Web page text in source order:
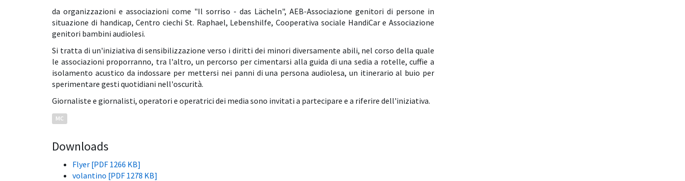
da organizzazioni e associazioni come "Il sorriso - das Lächeln", AEB-Associazione genitori di persone in
situazione di handicap, Centro ciechi St. Raphael, Lebenshilfe, Cooperativa sociale HandiCar e Associazione
genitori bambini audiolesi.
Si tratta di un'iniziativa di sensibilizzazione verso i diritti dei minori diversamente abili, nel corso della quale
le associazioni proporranno, tra l'altro, un percorso per cimentarsi alla guida di una sedia a rotelle, cuffie a
isolamento acustico da indossare per mettersi nei panni di una persona audiolesa, un itinerario al buio per
sperimentare gesti quotidiani nell'oscurità.
Giornaliste e giornalisti, operatori e operatrici dei media sono invitati a partecipare e a riferire dell'iniziativa.
MC
Downloads
Flyer [PDF 1266 KB]
volantino [PDF 1278 KB]